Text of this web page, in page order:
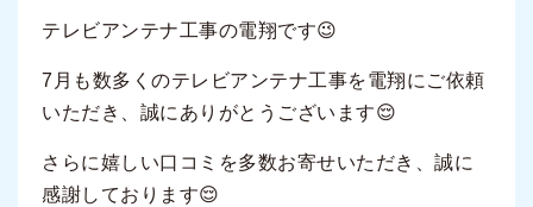
テレビアンテナ工事の電翔です😉
7月も数多くのテレビアンテナ工事を電翔にご依頼
いただき、誠にありがとうございます😌
さらに嬉しい口コミを多数お寄せいただき、誠に
感謝しております😌